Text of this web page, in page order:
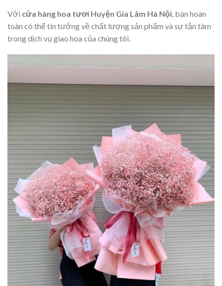
Với cửa hàng hoa tươi Huyện Gia Lâm Hà Nội , bạn hoàn
toàn có thể tin tưởng về chất lượng sản phẩm và sự tận tâm
trong dịch vụ giao hoa của chúng tôi.